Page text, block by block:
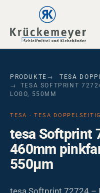
Skip to main navigation
Skip to main content
Skip to page footer
PRODUKTE
TESA
TESA SOFTPRINT
LOGO, 550ΜM
TESA · TESA
tesa Softprint
460mm
550µm
tesa Softprint 72724 –